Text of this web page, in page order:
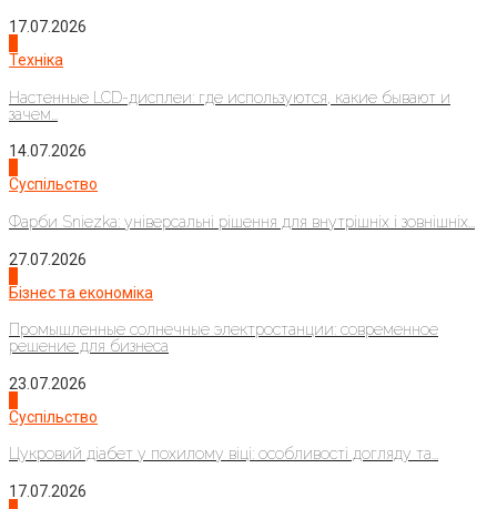
17.07.2026
Техніка
Настенные LCD-дисплеи: где используются, какие бывают и
зачем...
14.07.2026
Суспільство
Фарби Sniezka: універсальні рішення для внутрішніх і зовнішніх...
27.07.2026
Бізнес та економіка
Промышленные солнечные электростанции: современное
решение для бизнеса
23.07.2026
Суспільство
Цукровий діабет у похилому віці: особливості догляду та...
17.07.2026